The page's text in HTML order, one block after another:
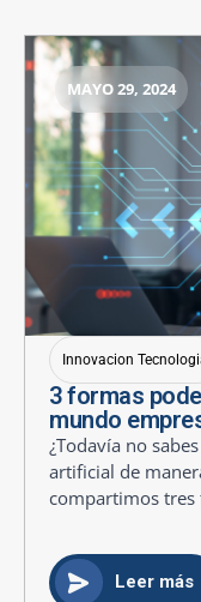
MAYO 29, 2024
Innovacion
3 formas
mundo
¿Todavía no
artificial de
compartimos tres
Leer más